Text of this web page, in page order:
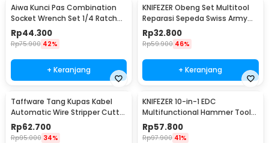
Aiwa Kunci Pas Combination
Socket Wrench Set 1/4 Ratchet
40 PCS - DB2020
Rp44.300
Rp75.900 42%
+ Keranjang
KNIFEZER Obeng Set Multitool
Reparasi Sepeda Swiss Army
EDC 11in1 - T25
Rp32.800
Rp59.900 46%
+ Keranjang
Taffware Tang Kupas Kabel
Automatic Wire Stripper Cutter
Crimper - TK0742
Rp62.700
Rp95.000 34%
KNIFEZER 10-in-1 EDC
Multifunctional Hammer Tool
for Camping Survival - WL-
9003
Rp57.800
Rp97.900 41%